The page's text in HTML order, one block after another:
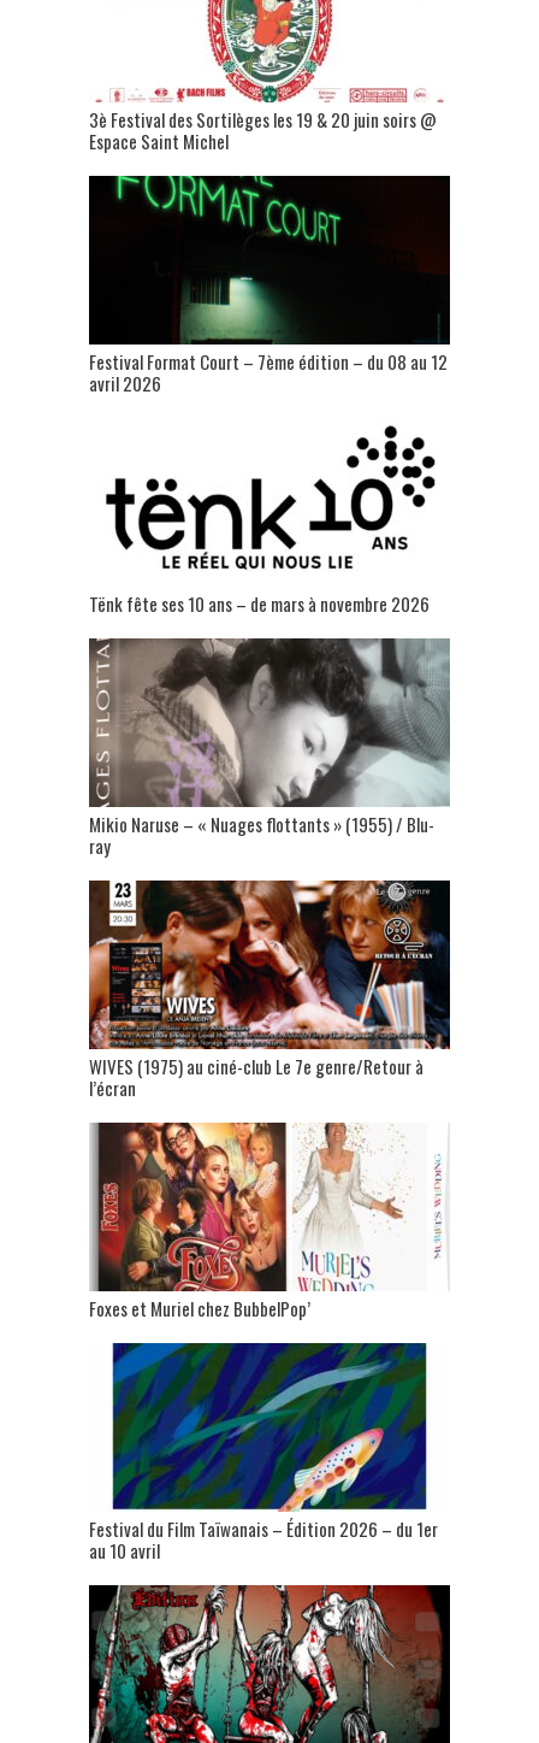
3è Festival des Sortilèges les 19 & 20 juin soirs @
Espace Saint Michel
Festival Format Court – 7ème édition – du 08 au 12
avril 2026
Tënk fête ses 10 ans – de mars à novembre 2026
Mikio Naruse – « Nuages flottants » (1955) / Blu-
ray
WIVES (1975) au ciné-club Le 7e genre/Retour à
l’écran
Foxes et Muriel chez BubbelPop’
Festival du Film Taïwanais – Édition 2026 – du 1er
au 10 avril